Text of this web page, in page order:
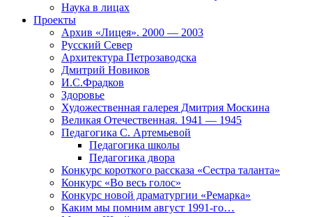
Наука в лицах
Проекты
Архив «Лицея». 2000 — 2003
Русский Север
Архитектура Петрозаводска
Дмитрий Новиков
И.С.Фрадков
Здоровье
Художественная галерея Дмитрия Москина
Великая Отечественная. 1941 — 1945
Педагогика С. Артемьевой
Педагогика школы
Педагогика двора
Конкурс короткого рассказа «Сестра таланта»
Конкурс «Во весь голос»
Конкурс новой драматургии «Ремарка»
Каким мы помним август 1991-го…